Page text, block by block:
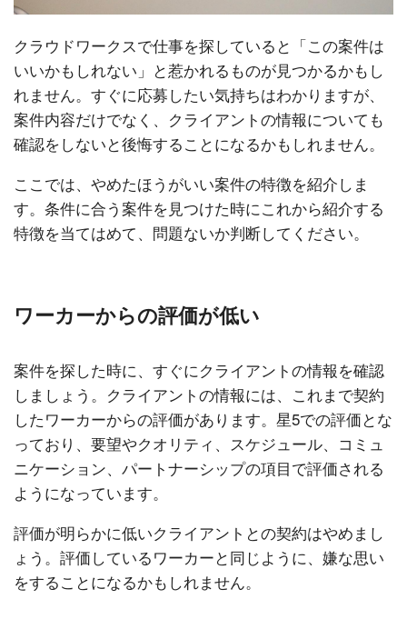
クラウドワークスで仕事を探していると「この案件は
いいかもしれない」と惹かれるものが見つかるかもし
れません。すぐに応募したい気持ちはわかりますが、
案件内容だけでなく、クライアントの情報についても
確認をしないと後悔することになるかもしれません。
ここでは、やめたほうがいい案件の特徴を紹介しま
す。条件に合う案件を見つけた時にこれから紹介する
特徴を当てはめて、問題ないか判断してください。
ワーカーからの評価が低い
案件を探した時に、すぐにクライアントの情報を確認
しましょう。クライアントの情報には、これまで契約
したワーカーからの評価があります。星5での評価とな
っており、要望やクオリティ、スケジュール、コミュ
ニケーション、パートナーシップの項目で評価される
ようになっています。
評価が明らかに低いクライアントとの契約はやめまし
ょう。評価しているワーカーと同じように、嫌な思い
をすることになるかもしれません。